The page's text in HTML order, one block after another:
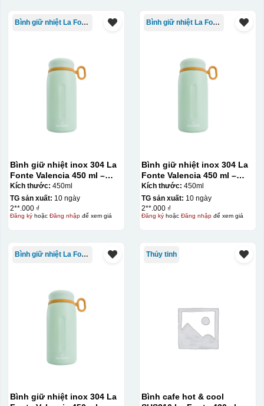
thêm tiền
Hộp xi ấm chén
Bình giữ nhiệt La Fonte
Bình giữ nhiệt inox 304 La
Fonte Valencia 450 ml –
012355
Kích thước: 450ml
TG sản xuất: 10 ngày
2**.000 ₫
Đăng kýhoặc Đăng nhậpđể xem giá
Bình giữ nhiệt La Fonte
Bình giữ nhiệt inox 304 La
Fonte Valencia 450 ml –
012355
Kích thước: 450ml
TG sản xuất: 10 ngày
2**.000 ₫
Đăng kýhoặc Đăng nhậpđể xem giá
Bình giữ nhiệt La Fonte
Bình giữ nhiệt inox 304 La
Thủy tinh
Bình cafe hot & cool